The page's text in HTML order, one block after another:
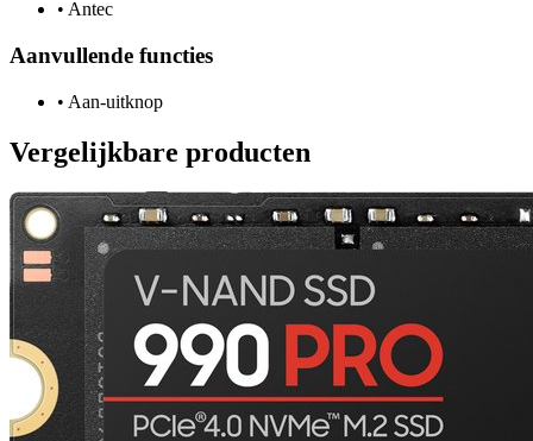
• Antec
Aanvullende functies
• Aan-uitknop
Vergelijkbare producten